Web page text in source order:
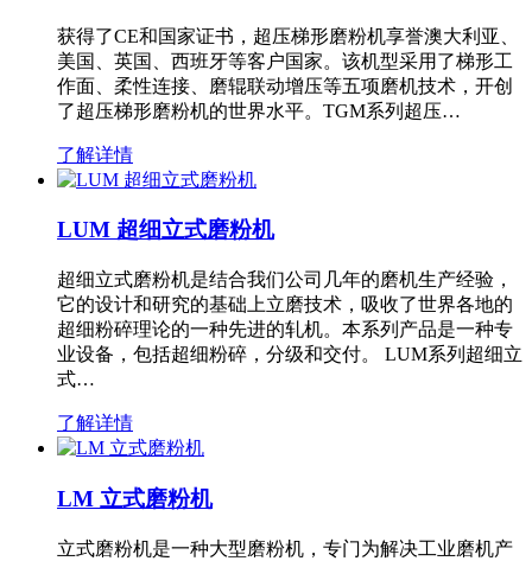
获得了CE和国家证书，超压梯形磨粉机享誉澳大利亚、
美国、英国、西班牙等客户国家。该机型采用了梯形工
作面、柔性连接、磨辊联动增压等五项磨机技术，开创
了超压梯形磨粉机的世界水平。TGM系列超压…
了解详情
LUM 超细立式磨粉机
超细立式磨粉机是结合我们公司几年的磨机生产经验，
它的设计和研究的基础上立磨技术，吸收了世界各地的
超细粉碎理论的一种先进的轧机。本系列产品是一种专
业设备，包括超细粉碎，分级和交付。 LUM系列超细立
式…
了解详情
LM 立式磨粉机
立式磨粉机是一种大型磨粉机，专门为解决工业磨机产